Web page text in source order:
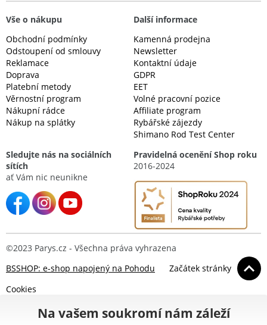
Vše o nákupu
Obchodní podmínky
Odstoupení od smlouvy
Reklamace
Doprava
Platební metody
Věrnostní program
Nákupní rádce
Nákup na splátky
Další informace
Kamenná prodejna
Newsletter
Kontaktní údaje
GDPR
EET
Volné pracovní pozice
Affiliate program
Rybářské zájezdy
Shimano Rod Test Center
Sledujte nás na sociálních
sítích
ať Vám nic neunikne
Pravidelná ocenění Shop roku
2016-2024
©2023 Parys.cz - Všechna práva vyhrazena
BSSHOP: e-shop napojený na Pohodu
Začátek stránky
Cookies
Na vašem soukromí nám záleží